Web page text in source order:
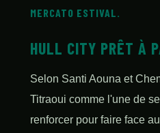
MERCATO ESTIVAL.
HULL CITY PRÊT À
Selon Santi Aouna et
Titraoui comme l'une de
renforcer pour faire face